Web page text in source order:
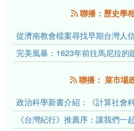
聯播：歷史學
從濟南教會檔案尋找早期台灣人
聯播： 菜市場
政治科學新書介紹：《計算社會科